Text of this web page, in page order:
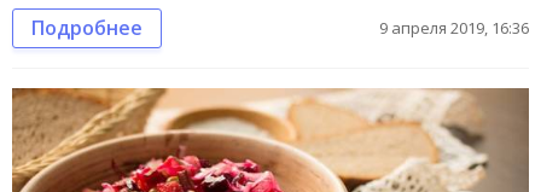
Подробнее 9 апреля 2019, 16:36